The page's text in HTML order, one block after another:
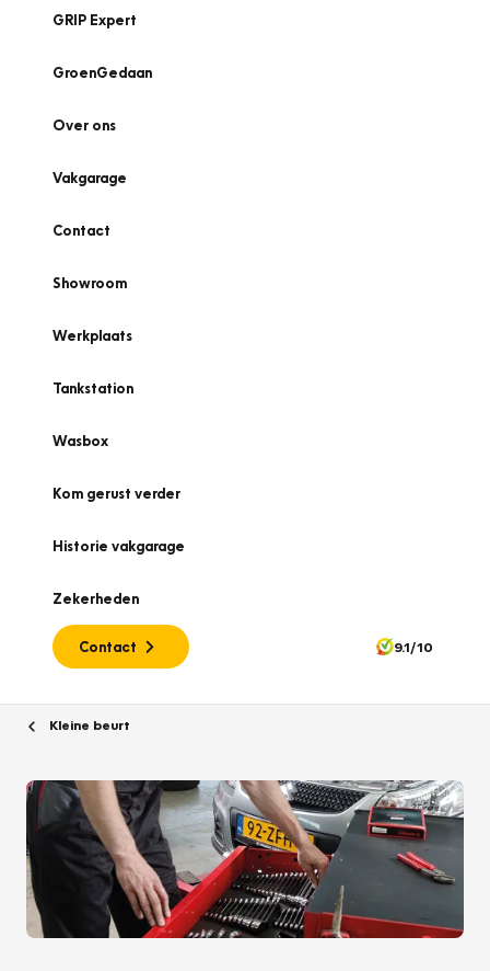
GRIP Expert
GroenGedaan
Over ons
Vakgarage
Contact
Showroom
Werkplaats
Tankstation
Wasbox
Kom gerust verder
Historie vakgarage
Zekerheden
Contact 9.1/10
Kleine beurt